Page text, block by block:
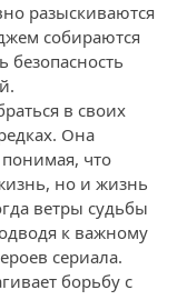
разыскиваются
собираются
безопасность
в своих
Она
что
но и жизнь
ветры судьбы
к важному
сериала.
борьбу с